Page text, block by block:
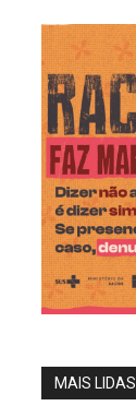
MAIS LIDAS